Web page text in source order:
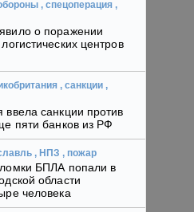
, спецоперация ,
о поражении
центров
, санкции ,
ввела санкции против
пяти банков из РФ
, НПЗ , пожар
БПЛА попали в
области
человека